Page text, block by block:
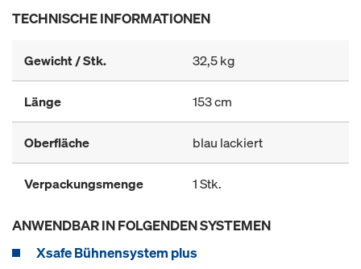
TECHNISCHE INFORMATIONEN
Gewicht / Stk. 32,5 kg
Länge 153 cm
Oberfläche blau lackiert
Verpackungsmenge 1 Stk.
ANWENDBAR IN FOLGENDEN SYSTEMEN
Xsafe Bühnensystem plus